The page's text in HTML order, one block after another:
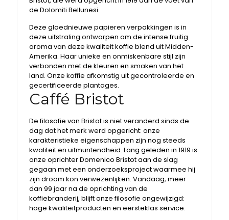
de Dolomiti Bellunesi.
Deze gloednieuwe papieren verpakkingen is in
deze uitstraling ontworpen om de intense fruitig
aroma van deze kwaliteit koffie blend uit Midden-
Amerika. Haar unieke en onmiskenbare stijl zijn
verbonden met de kleuren en smaken van het
land. Onze koffie afkomstig uit gecontroleerde en
gecertificeerde plantages.
Caffé Bristot
De filosofie van Bristot is niet veranderd sinds de
dag dat het merk werd opgericht: onze
karakteristieke eigenschappen zijn nog steeds
kwaliteit en uitmuntendheid. Lang geleden in 1919 is
onze oprichter Domenico Bristot aan de slag
gegaan met een onderzoeksproject waarmee hij
zijn droom kon verwezenlijken. Vandaag, meer
dan 99 jaar na de oprichting van de
koffiebranderij, blijft onze filosofie ongewijzigd:
hoge kwaliteitproducten en eersteklas service.